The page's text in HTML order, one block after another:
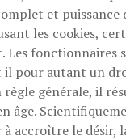
et puissance
les cookies,
Les fonctionnaires
pour autant un
règle générale, il
âge.
accroître le désir,